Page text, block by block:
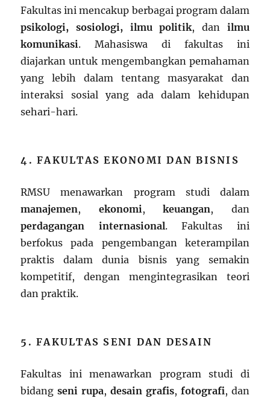
Fakultas ini mencakup berbagai program dalam
psikologi, sosiologi, ilmu politik, dan ilmu
komunikasi. Mahasiswa di fakultas ini
diajarkan untuk mengembangkan pemahaman
yang lebih dalam tentang masyarakat dan
interaksi sosial yang ada dalam kehidupan
sehari-hari.
4. FAKULTAS EKONOMI DAN BISNIS
RMSU menawarkan program studi dalam
manajemen, ekonomi,keuangan, dan
perdagangan internasional. Fakultas ini
berfokus pada pengembangan keterampilan
praktis dalam dunia bisnis yang semakin
kompetitif, dengan mengintegrasikan teori
dan praktik.
5. FAKULTAS SENI DAN DESAIN
Fakultas ini menawarkan program studi di
bidangseni rupa,desain grafis, fotografi, dan